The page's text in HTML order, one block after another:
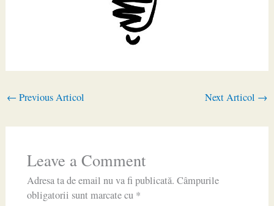
← Previous Articol Next Articol →
Leave a Comment
Adresa ta de email nu va fi publicată. Câmpurile
obligatorii sunt marcate cu *